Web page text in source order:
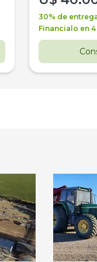
30% de
Financialo en